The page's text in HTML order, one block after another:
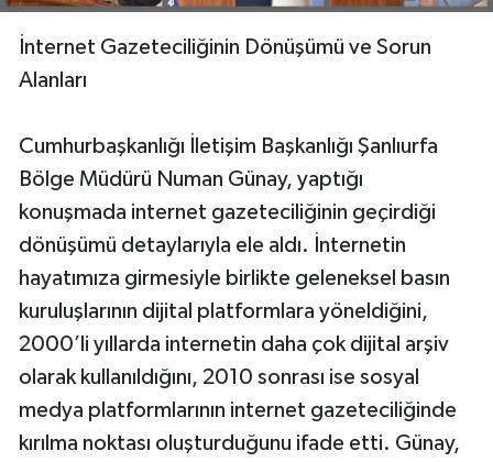
İnternet Gazeteciliğinin Dönüşümü ve Sorun
Alanları
Cumhurbaşkanlığı İletişim Başkanlığı Şanlıurfa
Bölge Müdürü Numan Günay, yaptığı
konuşmada internet gazeteciliğinin geçirdiği
dönüşümü detaylarıyla ele aldı. İnternetin
hayatımıza girmesiyle birlikte geleneksel basın
kuruluşlarının dijital platformlara yöneldiğini,
2000’li yıllarda internetin daha çok dijital arşiv
olarak kullanıldığını, 2010 sonrası ise sosyal
medya platformlarının internet gazeteciliğinde
kırılma noktası oluşturduğunu ifade etti. Günay,